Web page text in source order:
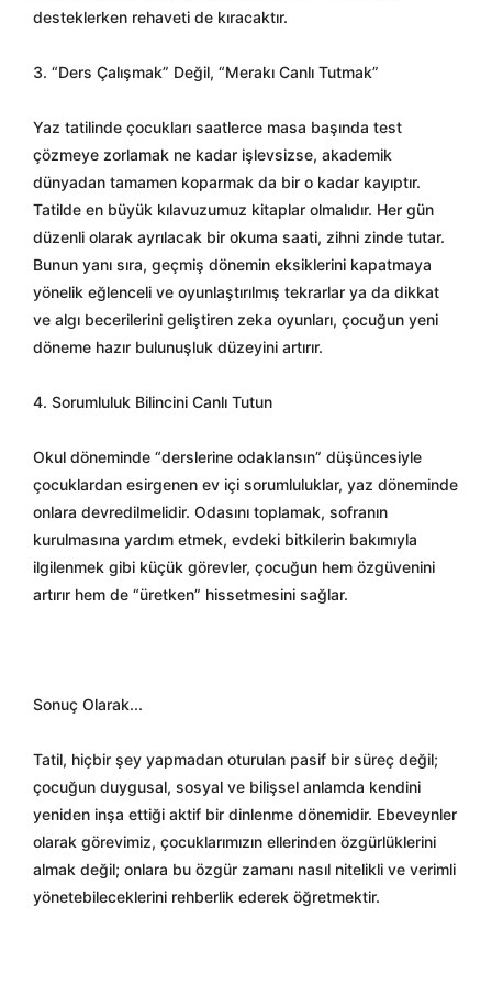
desteklerken rehaveti de kıracaktır.
3. “Ders Çalışmak” Değil, “Merakı Canlı Tutmak”
Yaz tatilinde çocukları saatlerce masa başında test
çözmeye zorlamak ne kadar işlevsizse, akademik
dünyadan tamamen koparmak da bir o kadar kayıptır.
Tatilde en büyük kılavuzumuz kitaplar olmalıdır. Her gün
düzenli olarak ayrılacak bir okuma saati, zihni zinde tutar.
Bunun yanı sıra, geçmiş dönemin eksiklerini kapatmaya
yönelik eğlenceli ve oyunlaştırılmış tekrarlar ya da dikkat
ve algı becerilerini geliştiren zeka oyunları, çocuğun yeni
döneme hazır bulunuşluk düzeyini artırır.
4. Sorumluluk Bilincini Canlı Tutun
Okul döneminde “derslerine odaklansın” düşüncesiyle
çocuklardan esirgenen ev içi sorumluluklar, yaz döneminde
onlara devredilmelidir. Odasını toplamak, sofranın
kurulmasına yardım etmek, evdeki bitkilerin bakımıyla
ilgilenmek gibi küçük görevler, çocuğun hem özgüvenini
artırır hem de “üretken” hissetmesini sağlar.
Sonuç Olarak...
Tatil, hiçbir şey yapmadan oturulan pasif bir süreç değil;
çocuğun duygusal, sosyal ve bilişsel anlamda kendini
yeniden inşa ettiği aktif bir dinlenme dönemidir. Ebeveynler
olarak görevimiz, çocuklarımızın ellerinden özgürlüklerini
almak değil; onlara bu özgür zamanı nasıl nitelikli ve verimli
yönetebileceklerini rehberlik ederek öğretmektir.